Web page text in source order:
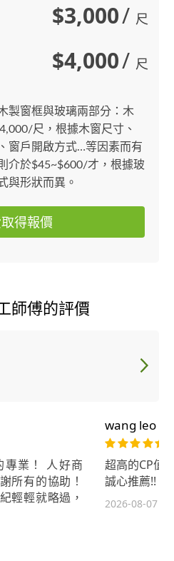
$3,000/ 尺
$4,000/ 尺
製窗框與玻璃兩部分：木
尺，根據木窗尺寸、
窗戶開啟方式…等因素而有
介於$45~$600/才，根據玻
與形狀而異。
得報價
師傅的評價
專業！ 人好商
所有的協助！
輕輕就略過，
wang leo
超高的CP值
誠心推薦!!
2026-08-07